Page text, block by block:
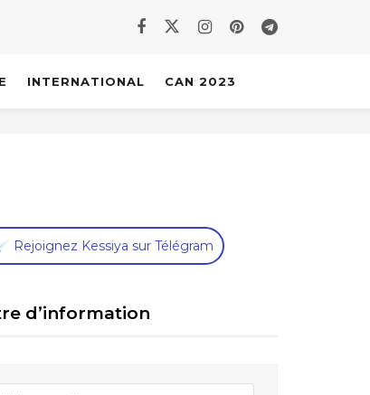
INTERNATIONAL CAN 2023
Rejoignez Kessiya sur Télégram
d’information